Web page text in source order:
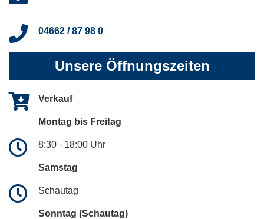
04662 / 87 98 0
Unsere Öffnungszeiten
Verkauf
Montag bis Freitag
8:30 - 18:00 Uhr
Samstag
Schautag
Sonntag (Schautag)